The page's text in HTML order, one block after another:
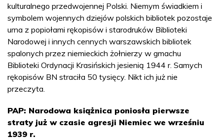
kulturalnego przedwojennej Polski. Niemym świadkiem i
symbolem wojennych dziejów polskich bibliotek pozostaje
urna z popiołami rękopisów i starodruków Biblioteki
Narodowej i innych cennych warszawskich bibliotek
spalonych przez niemieckich żołnierzy w gmachu
Biblioteki Ordynacji Krasińskich jesienią 1944 r. Samych
rękopisów BN straciła 50 tysięcy. Nikt ich już nie
przeczyta.
PAP: Narodowa książnica poniosła pierwsze
straty już w czasie agresji Niemiec we wrześniu
1939 r.